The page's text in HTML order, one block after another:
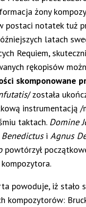
żony
notatek tuż
latach
Requiem,
rękopisów
skomponowane
/ została
instrumentacją /
taktach. Domine
Benedictus i Agnus
powtórzył
powoduje, iż stało
kompozytorów: